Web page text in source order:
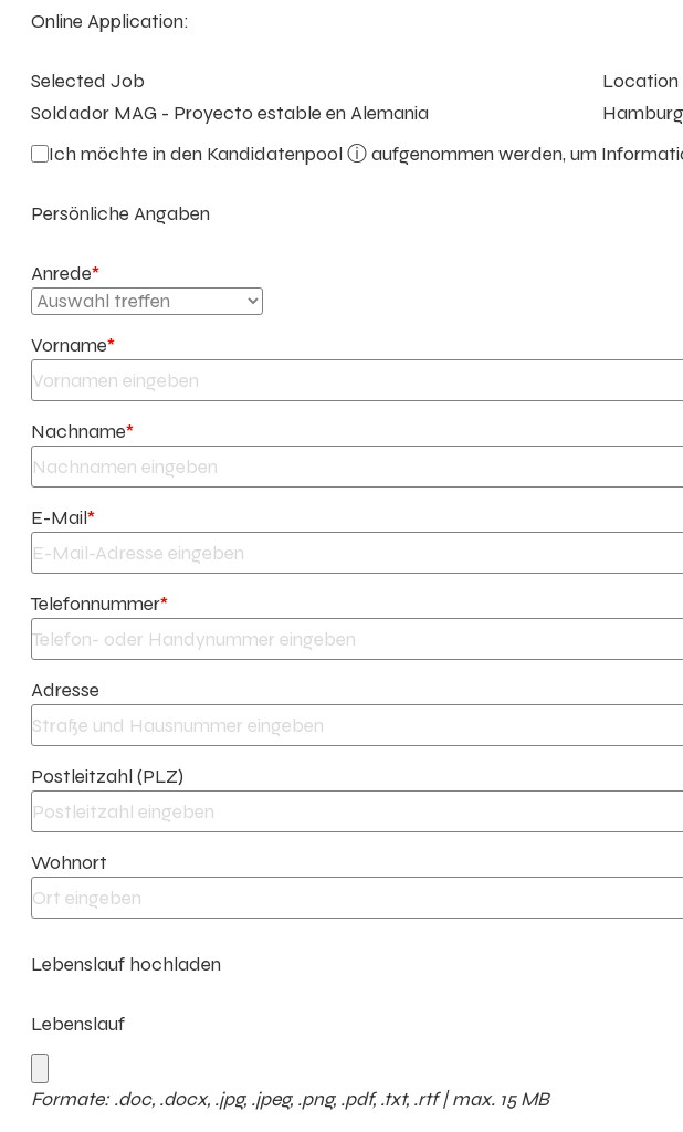
Online Application:
Selected Job
Soldador MAG - Proyecto estable en Alemania
Location
Ich möchte in den Kandidatenpool ⓘaufgenommen werden, um
Persönliche Angaben
Anrede*
Vorname*
Nachname*
E-Mail*
Telefonnummer*
Adresse
Postleitzahl (PLZ)
Wohnort
Lebenslauf hochladen
Lebenslauf
Formate: .doc, .docx, .jpg, .jpeg, .png, .pdf, .txt, .rtf | max. 15 MB